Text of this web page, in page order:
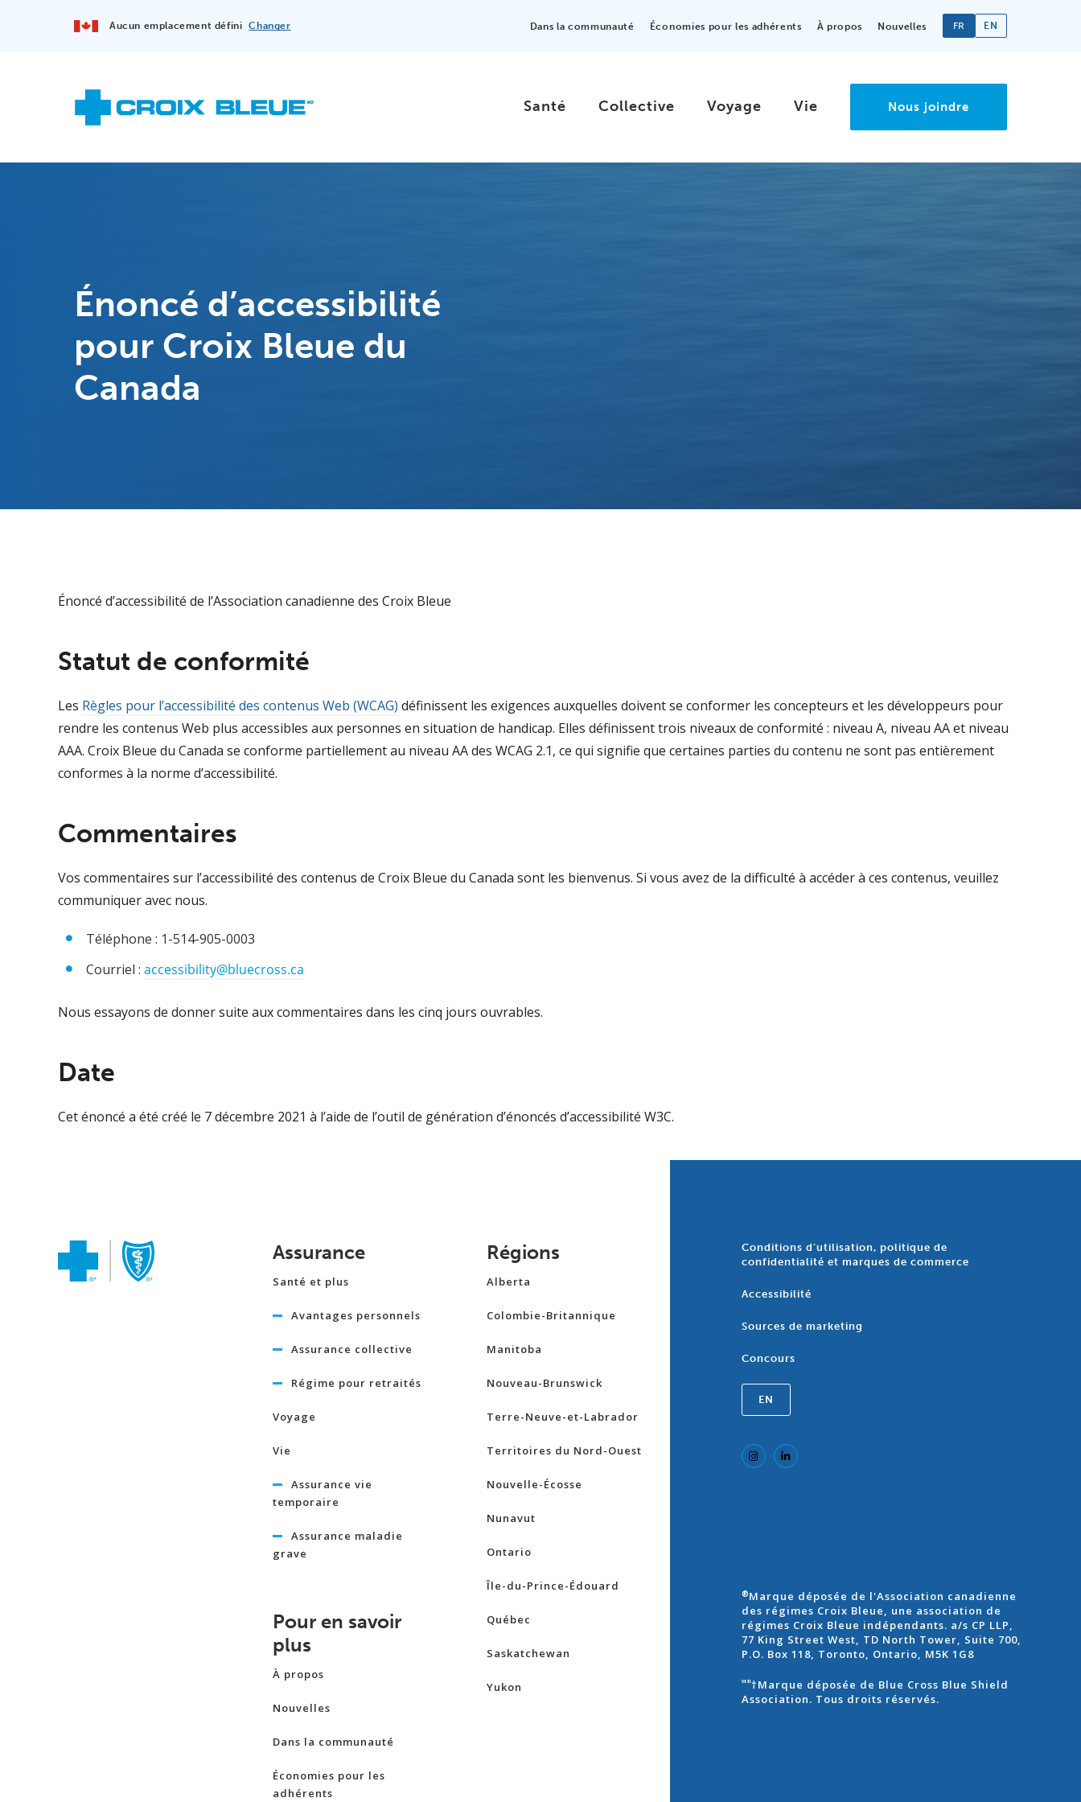
Aucun emplacement défini Changer Dans la communauté Économies pour les adhérents À propos Nouvelles FR EN
Santé Collective Voyage Vie Nous joindre
Énoncé d’accessibilité
pour Croix Bleue du
Canada
Énoncé d’accessibilité de l’Association canadienne des Croix Bleue
Statut de conformité
Les Règles pour l’accessibilité des contenus Web (WCAG) définissent les exigences auxquelles doivent se conformer les concepteurs et les développeurs pour
rendre les contenus Web plus accessibles aux personnes en situation de handicap. Elles définissent trois niveaux de conformité : niveau A, niveau AA et niveau
AAA. Croix Bleue du Canada se conforme partiellement au niveau AA des WCAG 2.1, ce qui signifie que certaines parties du contenu ne sont pas entièrement
conformes à la norme d’accessibilité.
Commentaires
Vos commentaires sur l’accessibilité des contenus de Croix Bleue du Canada sont les bienvenus. Si vous avez de la difficulté à accéder à ces contenus, veuillez
communiquer avec nous.
Téléphone : 1-514-905-0003
Courriel : accessibility@bluecross.ca
Nous essayons de donner suite aux commentaires dans les cinq jours ouvrables.
Date
Cet énoncé a été créé le 7 décembre 2021 à l’aide de l’outil de génération d’énoncés d’accessibilité W3C.
Assurance
Santé et plus
Avantages personnels
Assurance collective
Régime pour retraités
Voyage
Vie
Assurance vie
temporaire
Assurance maladie
grave
Pour en savoir
plus
À propos
Nouvelles
Dans la communauté
Économies pour les
adhérents
Régions
Alberta
Colombie-Britannique
Manitoba
Nouveau-Brunswick
Terre-Neuve-et-Labrador
Territoires du Nord-Ouest
Nouvelle-Écosse
Nunavut
Ontario
Île-du-Prince-Édouard
Québec
Saskatchewan
Yukon
Conditions d’utilisation, politique de
confidentialité et marques de commerce
Accessibilité
Sources de marketing
Concours
EN
®Marque déposée de l'Association canadienne
des régimes Croix Bleue, une association de
régimes Croix Bleue indépendants. a/s CP LLP,
77 King Street West, TD North Tower, Suite 700,
P.O. Box 118, Toronto, Ontario, M5K 1G8
ᴹᴰ†Marque déposée de Blue Cross Blue Shield
Association. Tous droits réservés.